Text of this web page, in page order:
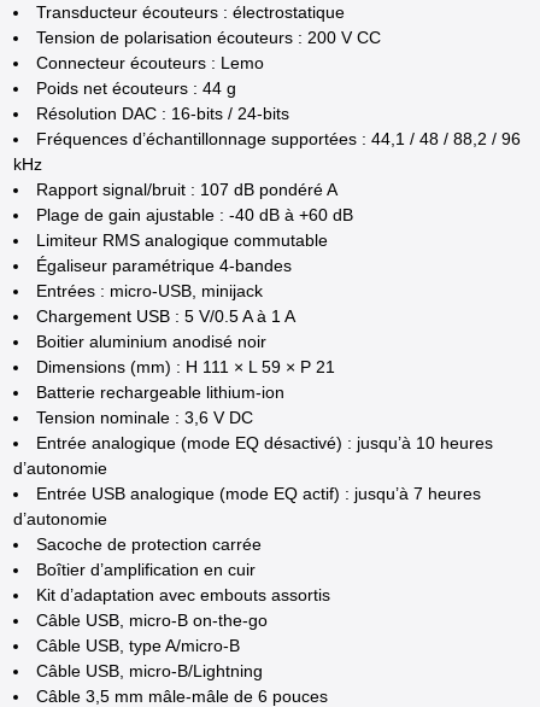
Transducteur écouteurs : électrostatique
Tension de polarisation écouteurs : 200 V CC
Connecteur écouteurs : Lemo
Poids net écouteurs : 44 g
Résolution DAC : 16-bits / 24-bits
Fréquences d’échantillonnage supportées : 44,1 / 48 / 88,2 / 96
kHz
Rapport signal/bruit : 107 dB pondéré A
Plage de gain ajustable : -40 dB à +60 dB
Limiteur RMS analogique commutable
Égaliseur paramétrique 4-bandes
Entrées : micro-USB, minijack
Chargement USB : 5 V/0.5 A à 1 A
Boitier aluminium anodisé noir
Dimensions (mm) : H 111 × L 59 × P 21
Batterie rechargeable lithium-ion
Tension nominale : 3,6 V DC
Entrée analogique (mode EQ désactivé) : jusqu’à 10 heures
d’autonomie
Entrée USB analogique (mode EQ actif) : jusqu’à 7 heures
d’autonomie
Sacoche de protection carrée
Boîtier d’amplification en cuir
Kit d’adaptation avec embouts assortis
Câble USB, micro-B on-the-go
Câble USB, type A/micro-B
Câble USB, micro-B/Lightning
Câble 3,5 mm mâle-mâle de 6 pouces